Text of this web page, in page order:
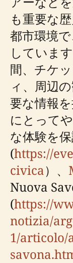
も重要な
都市環境
していま
間、チケ
ィ、周辺
要な情報
にとって
な体験を
(https://
civica）、
Nuova
(https://
notizia/
1/articolo/